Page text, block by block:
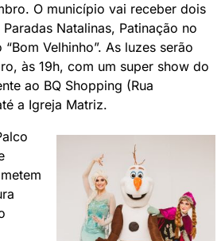
O município vai receber dois
Natalinas, Patinação no
Velhinho”. As luzes serão
às 19h, com um super show do
ao BQ Shopping (Rua
a Igreja Matriz.